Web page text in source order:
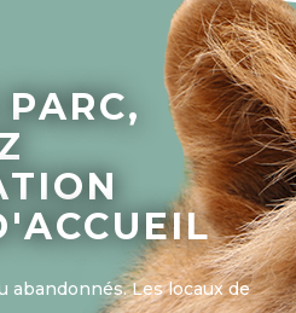
abandonnés. Les locaux de